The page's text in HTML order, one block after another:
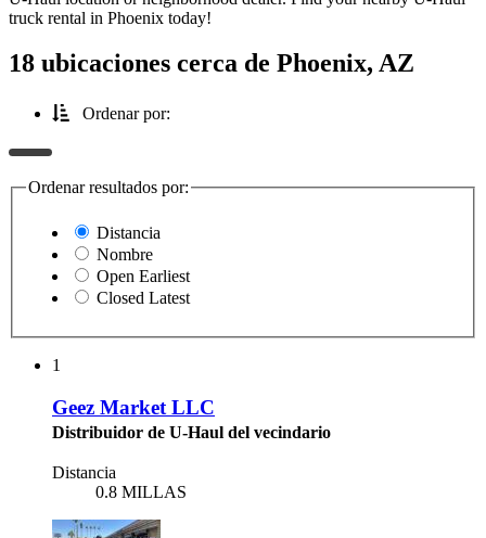
truck rental in Phoenix today!
18 ubicaciones cerca de Phoenix, AZ
Ordenar por:
Ordenar resultados por:
Distancia
Nombre
Open Earliest
Closed Latest
1
Geez Market LLC
Distribuidor de U-Haul del vecindario
Distancia
0.8 MILLAS